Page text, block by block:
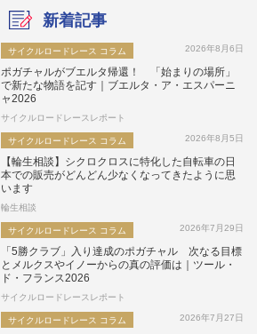
新着記事
サイクルロードレース コラム 2026年8月6日
ポガチャルがブエルタ帰還！ 「始まりの場所」
で新たな物語を記す｜ブエルタ・ア・エスパーニ
ャ2026
サイクルロードレースレポート
サイクルロードレース コラム 2026年8月5日
【輪生相談】シクロクロスに特化した自転車の日
本での販売がどんどん少なくなってきたように思
います
輪生相談
サイクルロードレース コラム 2026年7月29日
「5勝クラブ」入り達成のポガチャル 次なる目標
とメルクスやイノーからの真の評価は｜ツール・
ド・フランス2026
サイクルロードレースレポート
サイクルロードレース コラム 2026年7月27日